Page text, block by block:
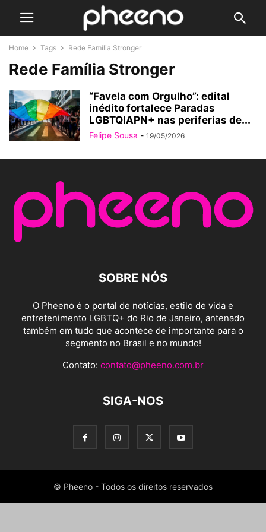
Home Tags Rede Família Stronger
Rede Família Stronger
“Favela com Orgulho”: edital
inédito fortalece Paradas
LGBTQIAPN+ nas periferias de...
Felipe Sousa - 19/05/2026
SOBRE NÓS
O Pheeno é o portal de notícias, estilo de vida e
entretenimento LGBTQ+ do Rio de Janeiro, antenado
também em tudo que acontece de importante para o
segmento no Brasil e no mundo!
Contato: contato@pheeno.com.br
SIGA-NOS
© Pheeno - Todos os direitos reservados